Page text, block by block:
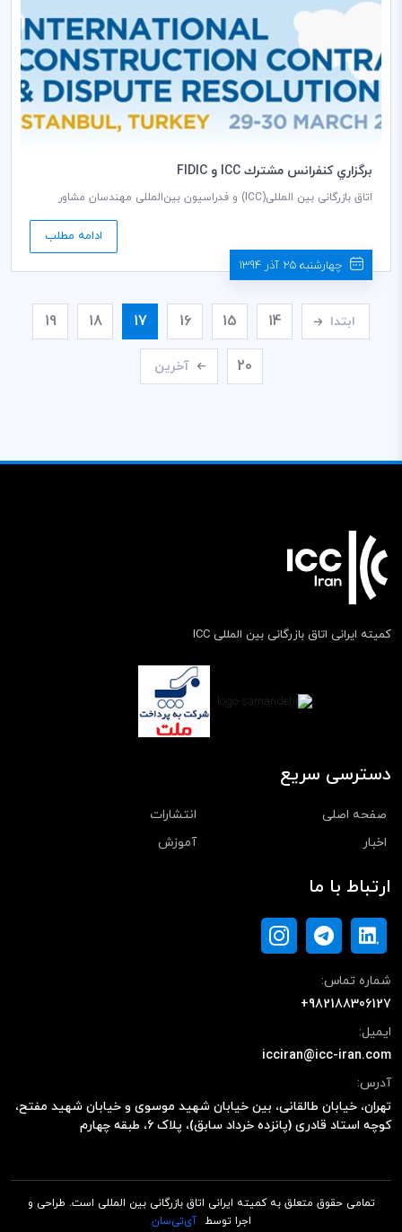
برگزاري كنفرانس مشترك ICC و FIDIC
اتاق بازرگانی بین المللی(ICC)‌ و فدراسیون بین‌المللی مهندسان مشاور
بین‌المللی و حل اختلاف» در تاریخ 30-29 مارس 2016 (برابر با دهم و یازدهم
فروردین 1395) در استانبول، کشور ترکیه برگزار می‌نمایند.
ادامه مطلب
چهارشنبه 25 آذر 1394
ابتدا 14
15
16
17
18
19
20 آخرین
کمیته ایرانی اتاق بازرگانی بین المللی ICC
دسترسی سریع
صفحه اصلی
انتشارات
اخبار
آموزش
ارتباط با ما
شماره تماس:
+982188306127
ایمیل:
icciran@icc-iran.com
آدرس:
تهران، خیابان طالقانی، بین خیابان شهید موسوی و خیابان شهید مفتح،
کوچه استاد قادری (پانزده خرداد سابق)، پلاک ۶، طبقه چهارم
تمامی حقوق متعلق به کمیته ایرانی اتاق بازرگانی بین المللی است. طراحی و
اجرا توسط
آی‌تی‌سان